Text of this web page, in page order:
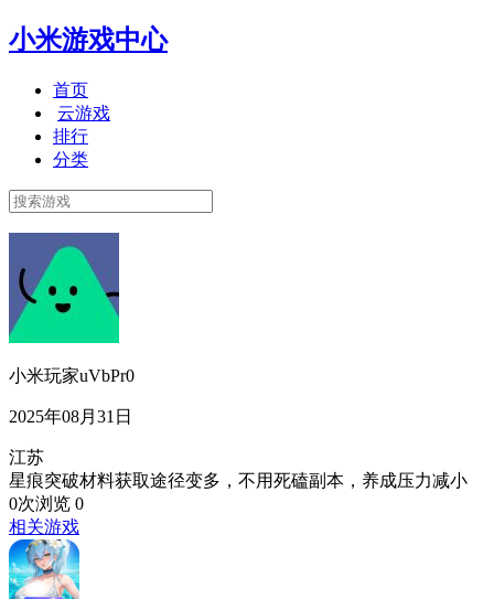
小米游戏中心
首页
云游戏
排行
分类
小米玩家uVbPr0
2025年08月31日
江苏
星痕突破材料获取途径变多，不用死磕副本，养成压力减小​
0次浏览 0
相关游戏